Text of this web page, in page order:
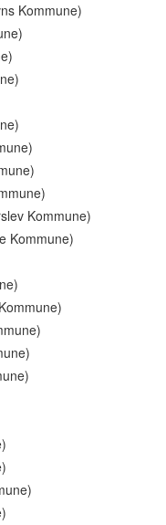
Kommune)
Kommune)
Kommune)